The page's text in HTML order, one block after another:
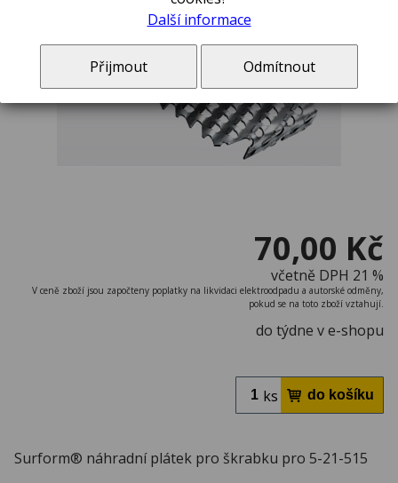
70,00 Kč
včetně DPH 21 %
V ceně zboží jsou započteny poplatky na likvidaci elektroodpadu a autorské odměny,
pokud se na toto zboží vztahují.
do týdne v e-shopu
ks
Surform® náhradní plátek pro škrabku pro 5-21-515
Další informace
Přijmout Odmítnout